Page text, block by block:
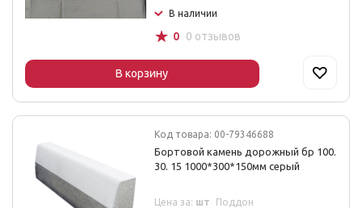
В наличии
☆ 0 0 отзывов
В корзину
Код товара: 00-79346688
Бортовой камень дорожный бр 100.
30. 15 1000*300*150мм серый
Цена за: шт Поддон